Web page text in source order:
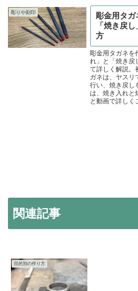
彫りや刻印
彫金用タガ
「焼き戻
方
彫金用タガネを
れ」と「焼き戻
て詳しく解説。
ガネは、ヤスリ
行い、焼き戻し
は、焼き入れと
と動画で詳しく
関連記事
目的別の作り方